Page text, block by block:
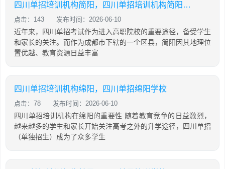
四川单招培训机构简阳，四川单招培训机构简阳地址
点击：143 发布时间：2026-06-10
近年来，四川单招考试作为进入高职院校的重要途径，备受学生
和家长的关注。而作为成都市下辖的一个区县，简阳因其地理位
置优越、教育资源日益丰富
四川单招培训机构绵阳，四川单招绵阳学校
点击：78 发布时间：2026-06-10
四川单招培训机构在绵阳的重要性 随着教育竞争的日益激烈，
越来越多的学生和家长开始关注高考之外的升学途径，四川单招
（单独招生）成为了众多学生